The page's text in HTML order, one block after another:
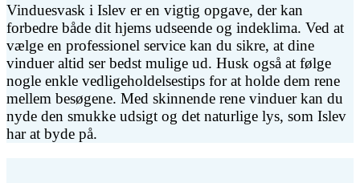
Vinduesvask i Islev er en vigtig opgave, der kan
forbedre både dit hjems udseende og indeklima. Ved at
vælge en professionel service kan du sikre, at dine
vinduer altid ser bedst mulige ud. Husk også at følge
nogle enkle vedligeholdelsestips for at holde dem rene
mellem besøgene. Med skinnende rene vinduer kan du
nyde den smukke udsigt og det naturlige lys, som Islev
har at byde på.